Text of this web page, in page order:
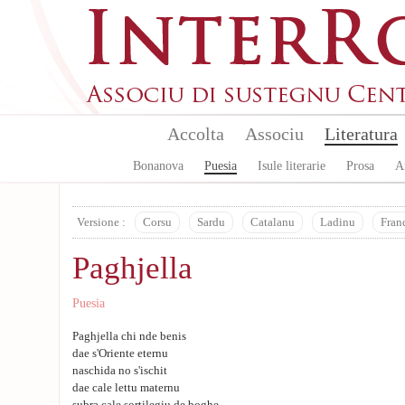
Accolta Associu Literatura
Bonanova Puesia Isule literarie Prosa
Versione : Corsu Sardu Catalanu Ladinu
Paghjella
Puesia
Paghjella chi nde benis
dae s'Oriente eternu
naschida no s'ischit
dae cale lettu maternu